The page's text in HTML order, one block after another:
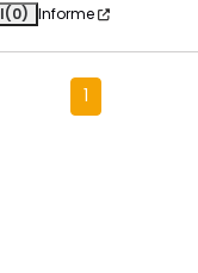
(0) Informe
1